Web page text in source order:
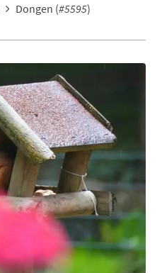
Dongen (#5595)